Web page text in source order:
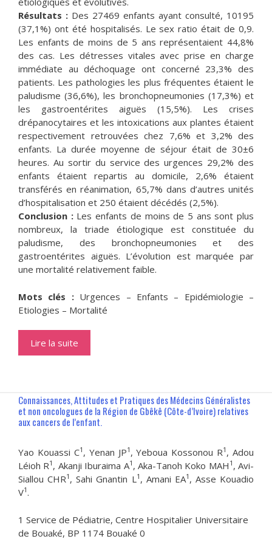
Résultats : Des 27469 enfants ayant consulté, 10195
(37,1%) ont été hospitalisés. Le sex ratio était de 0,9.
Les enfants de moins de 5 ans représentaient 44,8%
des cas. Les détresses vitales avec prise en charge
immédiate au déchoquage ont concerné 23,3% des
patients. Les pathologies les plus fréquentes étaient le
paludisme (36,6%), les bronchopneumonies (17,3%) et
les gastroentérites aiguës (15,5%). Les crises
drépanocytaires et les intoxications aux plantes étaient
respectivement retrouvées chez 7,6% et 3,2% des
enfants. La durée moyenne de séjour était de 30±6
heures. Au sortir du service des urgences 29,2% des
enfants étaient repartis au domicile, 2,6% étaient
transférés en réanimation, 65,7% dans d’autres unités
d’hospitalisation et 250 étaient décédés (2,5%).
Conclusion :Les enfants de moins de 5 ans sont plus
nombreux, la triade étiologique est constituée du
paludisme, des bronchopneumonies et des
gastroentérites aiguës. L’évolution est marquée par
une mortalité relativement faible.
Mots clés :Urgences – Enfants – Epidémiologie –
Etiologies – Mortalité
Lire la suite
Connaissances, Attitudes et Pratiques des Médecins Généralistes
et non oncologues de la Région de Gbêkê (Côte-d’Ivoire) relatives
aux cancers de l’enfant.
Yao Kouassi C1 , Yenan JP1 , Yeboua Kossonou R1 , Adou
Léioh R1 , Akanji Iburaima A1 , Aka-Tanoh Koko MAH 1 , Avi-
Siallou CHR1 , Sahi Gnantin L1 , Amani EA1 , Asse Kouadio
V1.
1 Service de Pédiatrie, Centre Hospitalier Universitaire
de Bouaké, BP 1174 Bouaké 0